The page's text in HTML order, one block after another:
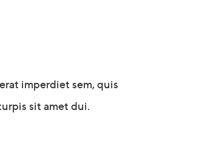
imperdiet sem, quis
sit amet dui.